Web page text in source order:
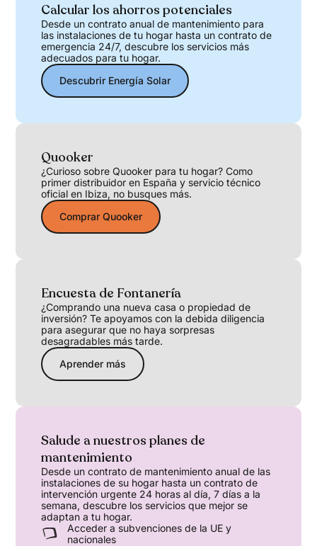
Calcular los ahorros potenciales
Desde un contrato anual de mantenimiento para
las instalaciones de tu hogar hasta un contrato de
emergencia 24/7, descubre los servicios más
adecuados para tu hogar.
Descubrir Energía Solar
Quooker
¿Curioso sobre Quooker para tu hogar? Como
primer distribuidor en España y servicio técnico
oficial en Ibiza, no busques más.
Comprar Quooker
Encuesta de Fontanería
¿Comprando una nueva casa o propiedad de
inversión? Te apoyamos con la debida diligencia
para asegurar que no haya sorpresas
desagradables más tarde.
Aprender más
Salude a nuestros planes de
mantenimiento
Desde un contrato de mantenimiento anual de las
instalaciones de su hogar hasta un contrato de
intervención urgente 24 horas al día, 7 días a la
semana, descubre los servicios que mejor se
adaptan a tu hogar.
Acceder a subvenciones de la UE y
nacionales